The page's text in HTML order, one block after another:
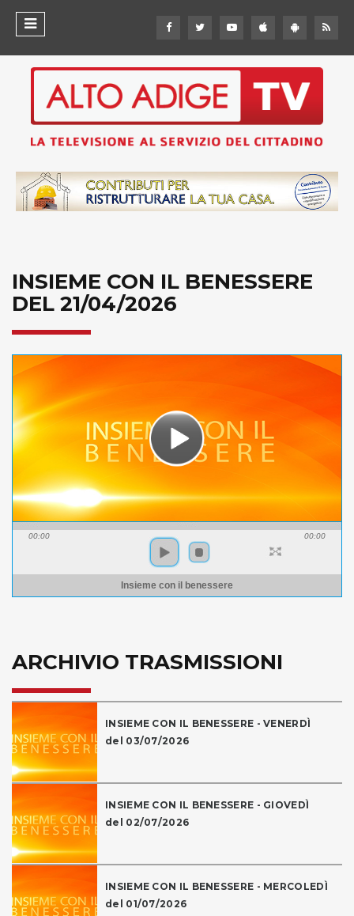
INSIEME CON IL BENESSERE
DEL 21/04/2026
00:00 00:00
Insieme con il benessere
ARCHIVIO TRASMISSIONI
INSIEME CON IL BENESSERE - VENERDÌ
del 03/07/2026
INSIEME CON IL BENESSERE - GIOVEDÌ
del 02/07/2026
INSIEME CON IL BENESSERE - MERCOLEDÌ
del 01/07/2026